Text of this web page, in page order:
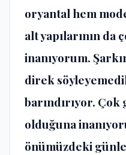
oryantal hem
alt yapılarının da
inanıyorum.
direk
barındırıyor. Çok
olduğuna
önümüzdeki